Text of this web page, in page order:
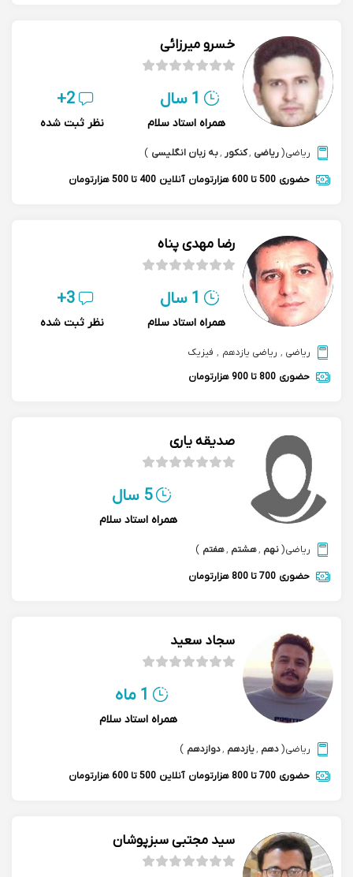
خسرو میرزائی
1 سال
همراه استاد سلام
2+
نظر ثبت شده
ریاضی(ریاضی ,کنکور ,به زبان انگلیسی )
حضوری 500 تا 600 هزارتومان آنلاین 400 تا 500 هزارتومان
رضا مهدی پناه
1 سال
همراه استاد سلام
3+
نظر ثبت شده
ریاضی , ریاضی یازدهم , فیزیک
حضوری 800 تا 900 هزارتومان
صدیقه یاری
5 سال
همراه استاد سلام
ریاضی(نهم ,هشتم ,هفتم )
حضوری 700 تا 800 هزارتومان
سجاد سعید
1 ماه
همراه استاد سلام
ریاضی(دهم ,یازدهم ,دوازدهم )
حضوری 700 تا 800 هزارتومان آنلاین 500 تا 600 هزارتومان
سید مجتبی سبزپوشان